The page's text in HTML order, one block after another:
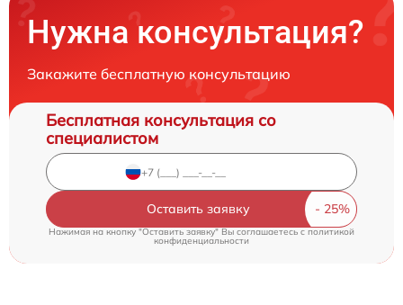
Нужна консультация?
Закажите бесплатную консультацию
Бесплатная консультация со
специалистом
Оставить заявку
Нажимая на кнопку "Оставить заявку" Вы соглашаетесь c политикой
конфиденциальности